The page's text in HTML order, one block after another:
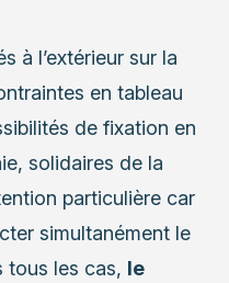
à l’extérieur sur la
en tableau
de fixation en
solidaires de la
particulière car
simultanément le
tous les cas, le